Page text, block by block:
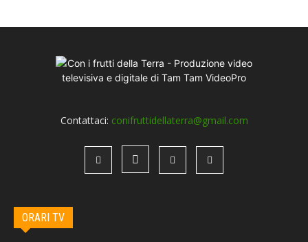
Contattaci: conifruttidellaterra@gmail.com
ORARI TV